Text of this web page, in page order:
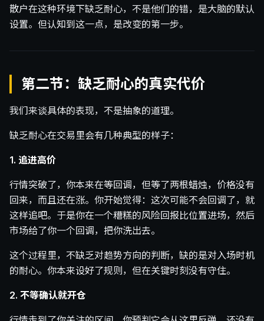
散户在这种环境下缺乏耐心，不是他们的错，是大脑的默认
设置。但认知到这一点，是改变的第一步。
第二节：缺乏耐心的真实代价
我们来谈具体的表现，不是抽象的道理。
缺乏耐心在交易里会有几种典型的样子：
1. 追进高价
行情突破了，你本来在等回调，但等了两根蜡烛，价格没有
回来，而且还在涨。你开始觉得：这次可能不会回调了，就
这样追吧。于是你在一个糟糕的风险回报比位置进场，然后
市场给了你一个回调，把你洗出去。
这个过程里，不缺乏对趋势方向的判断，缺的是对入场时机
的耐心。你本来设好了规则，但在关键时刻没有守住。
2. 不等确认就开仓